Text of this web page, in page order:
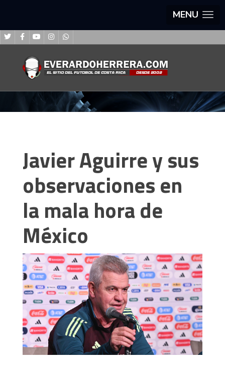
MENU
Javier Aguirre y sus
observaciones en
la mala hora de
México